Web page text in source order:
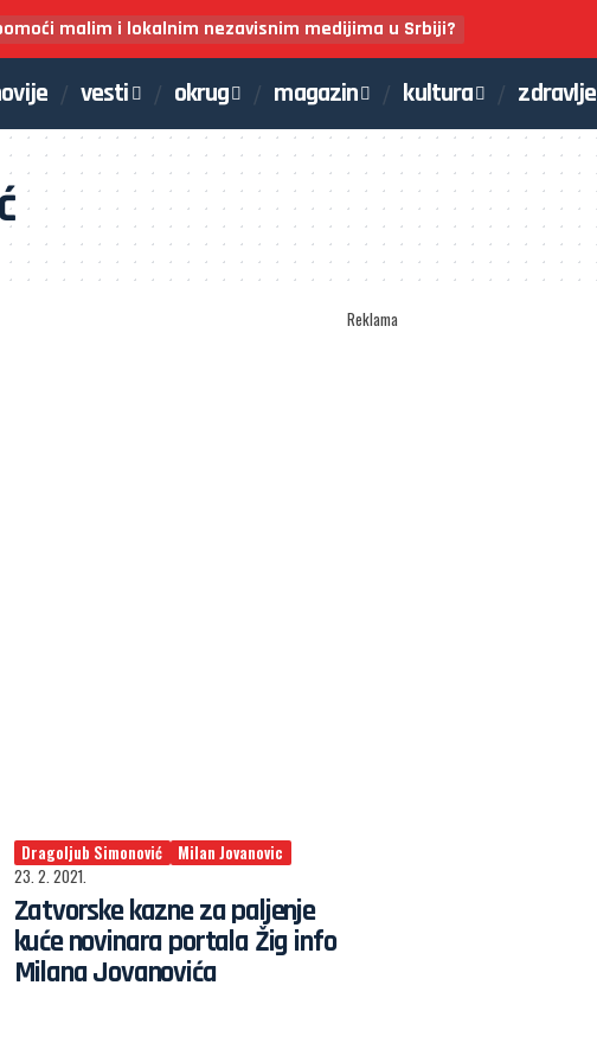
malim i lokalnim nezavisnim medijima u Srbiji?
vesti okrug magazin kultura zdravlje
Reklama
Dragoljub Simonović
Milan Jovanovic
23. 2. 2021.
Zatvorske kazne za paljenje
kuće novinara portala Žig info
Milana Jovanovića